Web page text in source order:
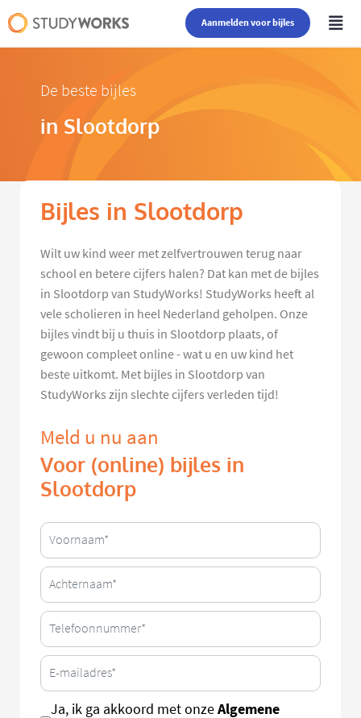
Aanmelden voor bijles
De beste bijles
in Slootdorp
Bijles in Slootdorp
Wilt uw kind weer met zelfvertrouwen terug naar
school en betere cijfers halen? Dat kan met de bijles
in Slootdorp van StudyWorks! StudyWorks heeft al
vele scholieren in heel Nederland geholpen. Onze
bijles vindt bij u thuis in Slootdorp plaats, of
gewoon compleet online - wat u en uw kind het
beste uitkomt. Met bijles in Slootdorp van
StudyWorks zijn slechte cijfers verleden tijd!
Meld u nu aan
Voor (online) bijles in
Slootdorp
Ja, ik ga akkoord met onzeAlgemene